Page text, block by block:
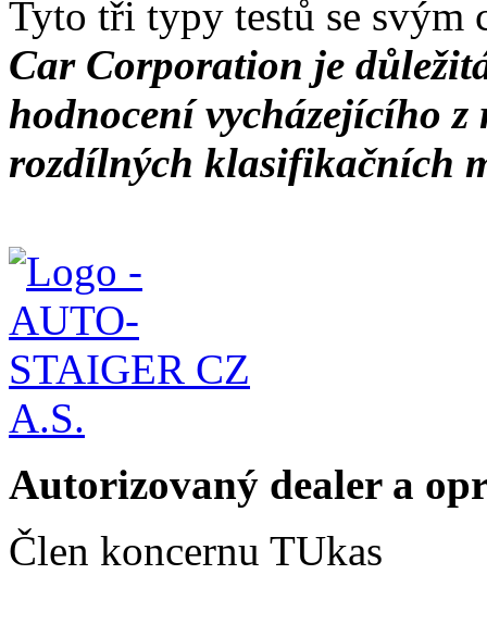
Tyto tři typy testů se
Car Corporation je
hodnocení vycházejícího
rozdílných klasifikačních
Autorizovaný dealer a
Člen koncernu TUkas